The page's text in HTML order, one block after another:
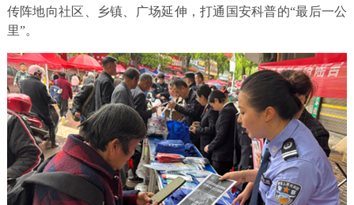
传阵地向社区、乡镇、广场延伸，打通国安科普的“最后一公
里”。